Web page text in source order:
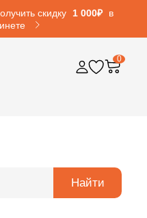
скидку 1 000₽
в
0
Найти